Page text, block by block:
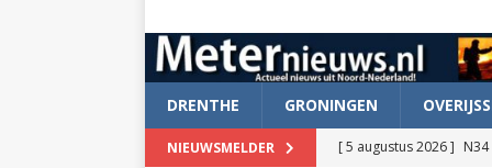
DRENTHE GRONINGEN
NIEUWSMELDER [ 5 augustus 2026 ]